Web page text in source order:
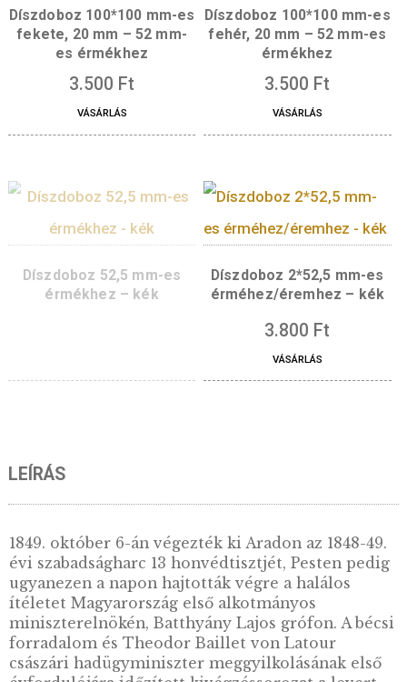
Érdekelhetnek még…
Díszdoboz 100*100 mm-es
fekete, 20 mm – 52 mm-
es érmékhez
VÁSÁRLÁS
fehér, 20 mm – 52
érmékhez
VÁSÁRLÁS
Díszdoboz 52,5 mm-es
3.800Ft
VÁSÁRLÁS